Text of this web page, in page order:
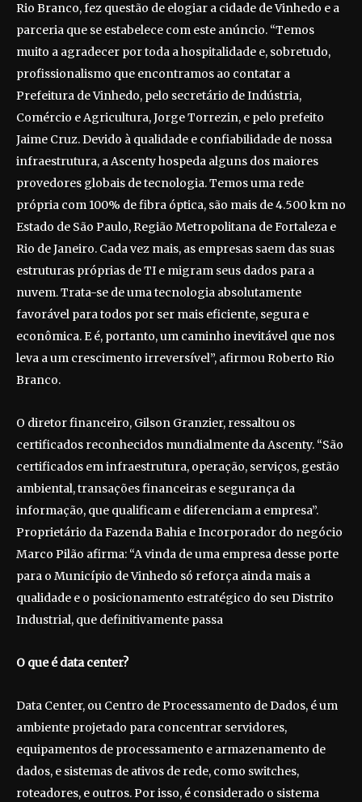
Rio Branco, fez questão de elogiar a cidade de Vinhedo e a
parceria que se estabelece com este anúncio. “Temos
muito a agradecer por toda a hospitalidade e, sobretudo,
profissionalismo que encontramos ao contatar a
Prefeitura de Vinhedo, pelo secretário de Indústria,
Comércio e Agricultura, Jorge Torrezin, e pelo prefeito
Jaime Cruz. Devido à qualidade e confiabilidade de nossa
infraestrutura, a Ascenty hospeda alguns dos maiores
provedores globais de tecnologia. Temos uma rede
própria com 100% de fibra óptica, são mais de 4.500 km no
Estado de São Paulo, Região Metropolitana de Fortaleza e
Rio de Janeiro. Cada vez mais, as empresas saem das suas
estruturas próprias de TI e migram seus dados para a
nuvem. Trata-se de uma tecnologia absolutamente
favorável para todos por ser mais eficiente, segura e
econômica. E é, portanto, um caminho inevitável que nos
leva a um crescimento irreversível”, afirmou Roberto Rio
Branco.
O diretor financeiro, Gilson Granzier, ressaltou os
certificados reconhecidos mundialmente da Ascenty. “São
certificados em infraestrutura, operação, serviços, gestão
ambiental, transações financeiras e segurança da
informação, que qualificam e diferenciam a empresa”.
Proprietário da Fazenda Bahia e Incorporador do negócio
Marco Pilão afirma: “A vinda de uma empresa desse porte
para o Município de Vinhedo só reforça ainda mais a
qualidade e o posicionamento estratégico do seu Distrito
Industrial, que definitivamente passa
O que é data center?
Data Center, ou Centro de Processamento de Dados, é um
ambiente projetado para concentrar servidores,
equipamentos de processamento e armazenamento de
dados, e sistemas de ativos de rede, como switches,
roteadores, e outros. Por isso, é considerado o sistema